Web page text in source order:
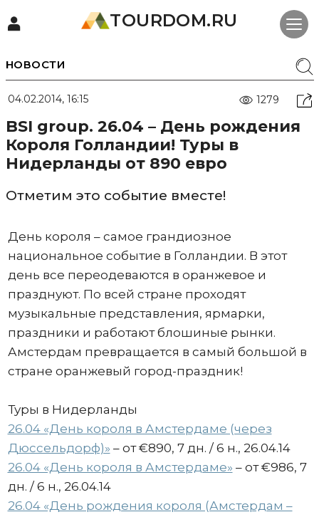
TOURDOM.RU
НОВОСТИ
04.02.2014, 16:15 1279
BSI group. 26.04 – День рождения
Короля Голландии! Туры в
Нидерланды от 890 евро
Отметим это событие вместе!
День короля – самое грандиозное
национальное событие в Голландии. В этот
день все переодеваются в оранжевое и
празднуют. По всей стране проходят
музыкальные представления, ярмарки,
праздники и работают блошиные рынки.
Амстердам превращается в самый большой в
стране оранжевый город-праздник!
Туры в Нидерланды
26.04 «День короля в Амстердаме (через
Дюссельдорф)» – от €890, 7 дн. / 6 н., 26.04.14
26.04 «День короля в Амстердаме» – от €986, 7
дн. / 6 н., 26.04.14
26.04 «День рождения короля (Амстердам –